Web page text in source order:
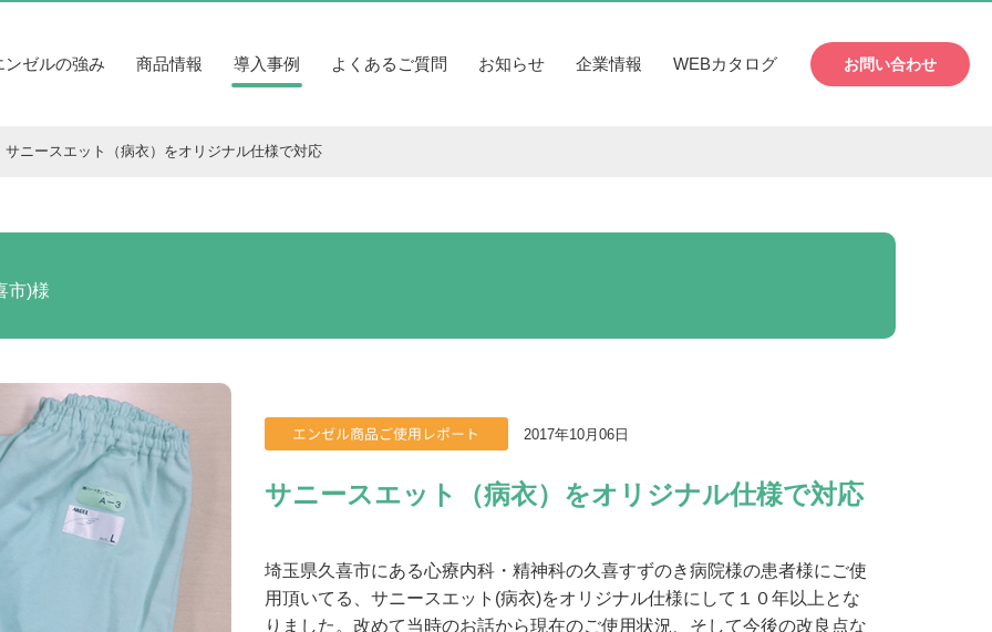
ンゼルの強み 商品情報 導入事例 よくあるご質問 お知らせ 企業情報 WEBカタログ お問い合わせ
サニースエット（病衣）をオリジナル仕様で対応
市)様
エンゼル商品ご使用レポート 2017年10月06日
サニースエット（病衣）をオリジナル仕様で対応
埼玉県久喜市にある心療内科・精神科の久喜すずのき病院様の患者様にご使
用頂いてる、サニースエット(病衣)をオリジナル仕様にして１０年以上とな
りました。改めて当時のお話から現在のご使用状況、そして今後の改良点な